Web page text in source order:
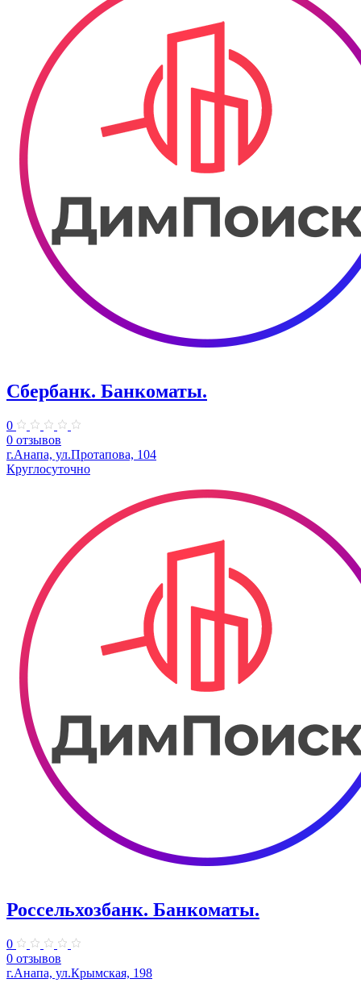
Сбербанк. Банкоматы.
0
0 отзывов
г.Анапа, ул.Протапова, 104
Круглосуточно
Россельхозбанк. Банкоматы.
0
0 отзывов
г.Анапа, ул.Крымская, 198